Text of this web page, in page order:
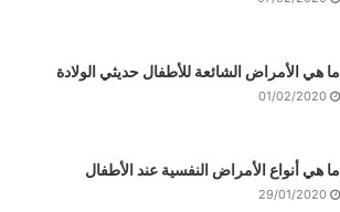
ما هي الأمراض الشائعة للأطفال حديثي الولادة
01/02/2020
ما هي أنواع الأمراض النفسية عند الأطفال
29/01/2020